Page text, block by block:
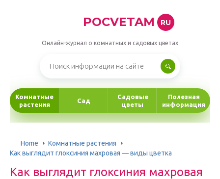
POCVETAM RU
Онлайн-журнал о комнатных и садовых цветах
Комнатные
растения
Сад
Садовые
цветы
Полезная
информация
Home
Комнатные растения
Как выглядит глоксиния махровая — виды цветка
Как выглядит глоксиния махровая